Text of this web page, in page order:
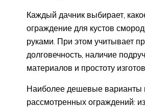
Каждый дачник выбирает,
ограждение для кустов
руками. При этом учитывает
долговечность, наличие
материалов и простоту
Наиболее дешевые варианты
рассмотренных ограждений: